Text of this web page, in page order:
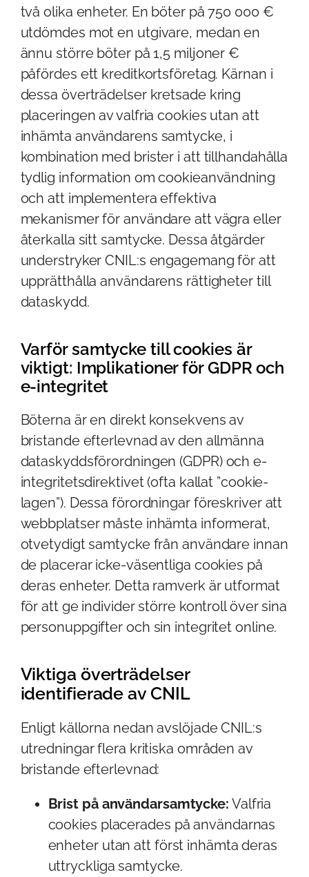
två olika enheter. En böter på 750 000 €
utdömdes mot en utgivare, medan en
ännu större böter på 1,5 miljoner €
påfördes ett kreditkortsföretag. Kärnan i
dessa överträdelser kretsade kring
placeringen av valfria cookies utan att
inhämta användarens samtycke, i
kombination med brister i att tillhandahålla
tydlig information om cookieanvändning
och att implementera effektiva
mekanismer för användare att vägra eller
återkalla sitt samtycke. Dessa åtgärder
understryker CNIL:s engagemang för att
upprätthålla användarens rättigheter till
dataskydd.
Varför samtycke till cookies är
viktigt: Implikationer för GDPR och
e-integritet
Böterna är en direkt konsekvens av
bristande efterlevnad av den allmänna
dataskyddsförordningen (GDPR) och e-
integritetsdirektivet (ofta kallat ”cookie-
lagen”). Dessa förordningar föreskriver att
webbplatser måste inhämta informerat,
otvetydigt samtycke från användare innan
de placerar icke-väsentliga cookies på
deras enheter. Detta ramverk är utformat
för att ge individer större kontroll över sina
personuppgifter och sin integritet online.
Viktiga överträdelser
identifierade av CNIL
Enligt källorna nedan avslöjade CNIL:s
utredningar flera kritiska områden av
bristande efterlevnad:
Brist på användarsamtycke: Valfria
cookies placerades på användarnas
enheter utan att först inhämta deras
uttryckliga samtycke.